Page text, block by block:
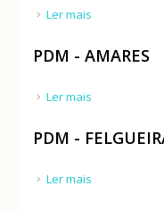
Ler mais
PDM - AMARES
Ler mais
PDM -
Ler mais